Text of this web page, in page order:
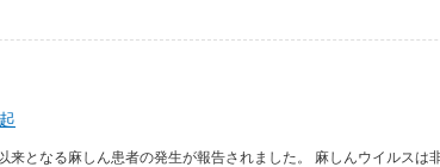
となる麻しん患者の発生が報告されました。 麻しんウイルス